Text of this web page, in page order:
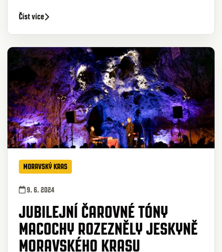
Číst více
MORAVSKÝ KRAS
9. 6. 2024
JUBILEJNÍ ČAROVNÉ TÓNY
MACOCHY ROZEZNĚLY JESKYNĚ
MORAVSKÉHO KRASU